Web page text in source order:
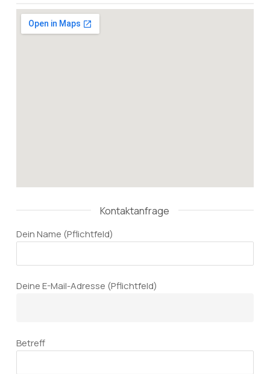
Kontaktanfrage
Dein Name (Pflichtfeld)
Deine E-Mail-Adresse (Pflichtfeld)
Betreff